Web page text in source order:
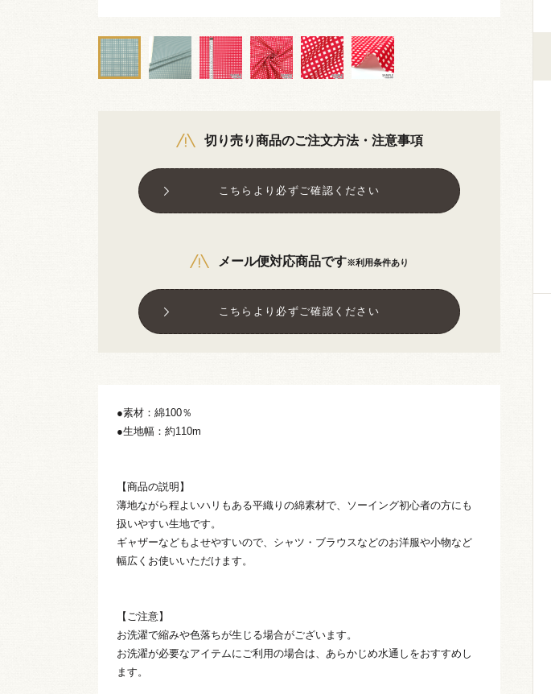
切り売り商品のご注文方法・注意事項
こちらより必ずご確認ください
メール便対応商品です※利用条件あり
こちらより必ずご確認ください
●素材：綿100％
●生地幅：約110m
【商品の説明】
薄地ながら程よいハリもある平織りの綿素材で、ソーイング初心者の方にも
扱いやすい生地です。
ギャザーなどもよせやすいので、シャツ・ブラウスなどのお洋服や小物など
幅広くお使いいただけます。
【ご注意】
お洗濯で縮みや色落ちが生じる場合がございます。
お洗濯が必要なアイテムにご利用の場合は、あらかじめ水通しをおすすめし
ます。